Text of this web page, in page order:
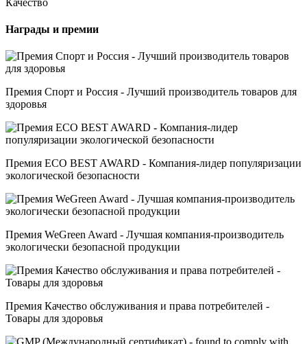
Награды и премии
Премия Спорт и Россия - Лучший производитель товаров для
здоровья
Премия ECO BEST AWARD - Компания-лидер популяризации
экологической безопасности
Премия WeGreen Award - Лучшая компания-производитель
экологически безопасной продукции
Премия Качество обслуживания и права потребителей -
Товары для здоровья